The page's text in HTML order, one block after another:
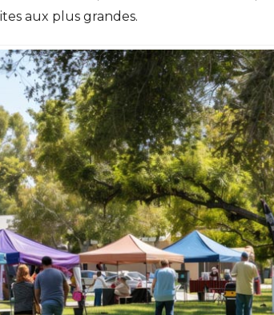
aux plus grandes.